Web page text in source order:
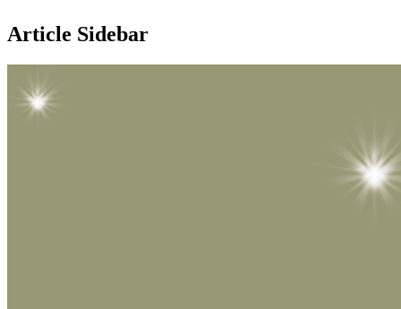
Article Sidebar